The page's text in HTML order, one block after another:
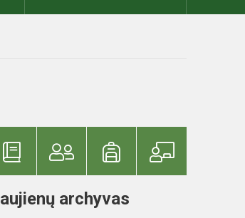
archyvas